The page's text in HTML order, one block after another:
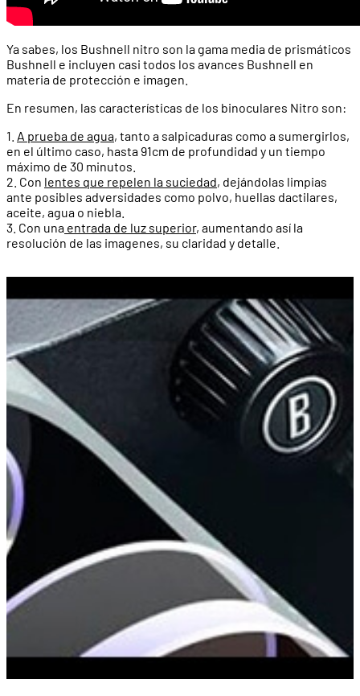
Ya sabes, los Bushnell nitro son la gama media de prismáticos
Bushnell e incluyen casi todos los avances Bushnell en
materia de protección e imagen.
En resumen, las características de los binoculares Nitro son:
1. A prueba de agua, tanto a salpicaduras como a sumergirlos,
en el último caso, hasta 91cm de profundidad y un tiempo
máximo de 30 minutos.
2. Con lentes que repelen la suciedad, dejándolas limpias
ante posibles adversidades como polvo, huellas dactilares,
aceite, agua o niebla.
3. Con una entrada de luz superior, aumentando así la
resolución de las imagenes, su claridad y detalle.